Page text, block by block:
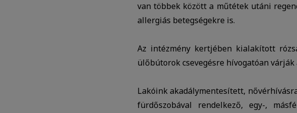
van többek között a műtétek utáni
allergiás betegségekre is.
Az intézmény kertjében kialakított
ülőbútorok csevegésre hívogatóan várják
Lakóink akadálymentesített,
fürdőszobával rendelkező, egy-,